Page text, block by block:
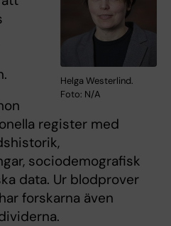
Helga Westerlind.
Foto: N/A
register med
sociodemografisk
data. Ur blodprover
forskarna även